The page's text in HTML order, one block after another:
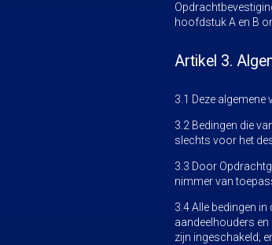
hoofdstuk A en B
Artikel 3.
3.1 Deze
3.2 Bedingen die
slechts voor het
3.3 Door
nimmer van
3.4 Alle bedingen
aandeelhouders
zijn ingeschakeld;